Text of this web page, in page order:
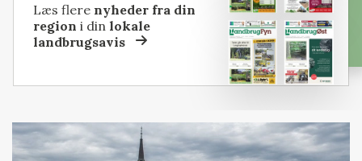
Læs flere nyheder fra din
region i dinlokale
landbrugsavis